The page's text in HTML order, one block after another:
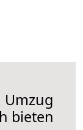
bieten